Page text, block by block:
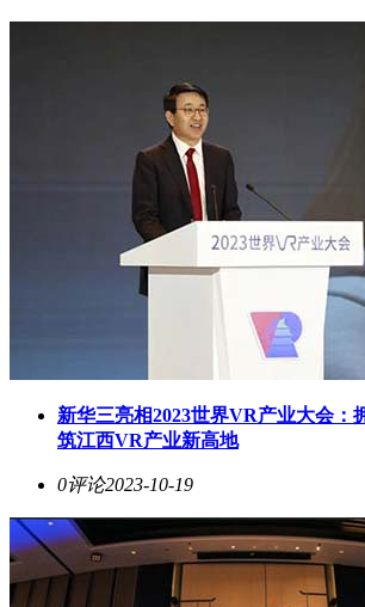
新华三亮相2023世界VR产业大会：
筑江西VR产业新高地
0评论2023-10-19